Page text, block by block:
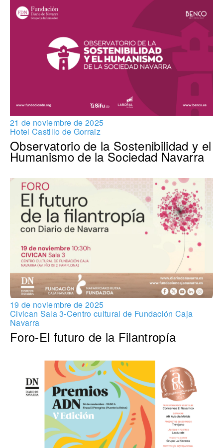
21 de noviembre de 2025
Hotel Castillo de Gorraiz
Observatorio de la Sostenibilidad y el
Humanismo de la Sociedad Navarra
19 de noviembre de 2025
Civican Sala 3-Centro cultural de Fundación Caja
Navarra
Foro-El futuro de la Filantropía